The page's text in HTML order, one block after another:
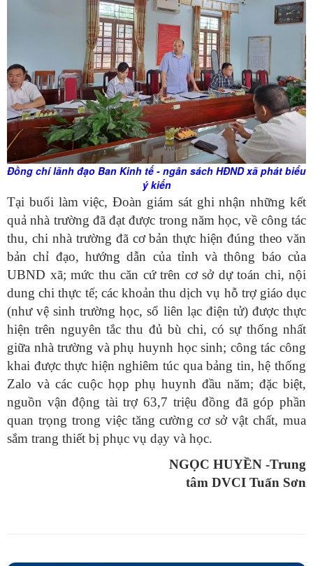
Đồng chí lãnh đạo Ban Kinh tế - ngân sách HĐND xã phát biểu
ý kiến
Tại buổi làm việc, Đoàn giám sát ghi nhận những kết
quả nhà trường đã đạt được trong năm học, về công tác
thu, chi nhà trường đã cơ bản thực hiện đúng theo văn
bản chỉ đạo, hướng dẫn của tỉnh và thông báo của
UBND xã; mức thu căn cứ trên cơ sở dự toán chi, nội
dung chi thực tế; các khoản thu dịch vụ hỗ trợ giáo dục
(như vệ sinh trường học, sổ liên lạc điện tử) được thực
hiện trên nguyên tắc thu đủ bù chi, có sự thống nhất
giữa nhà trường và phụ huynh học sinh; công tác công
khai được thực hiện nghiêm túc qua bảng tin, hệ thống
Zalo và các cuộc họp phụ huynh đầu năm; đặc biệt,
nguồn vận động tài trợ 63,7 triệu đồng đã góp phần
quan trọng trong việc tăng cường cơ sở vật chất, mua
sắm trang thiết bị phục vụ dạy và học.
NGỌC HUYỀN -Trung
tâm DVCI Tuấn Sơn